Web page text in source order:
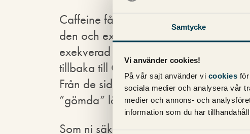
Samtycke
Vi använder cookies!
På vår sajt använder vi cookies
sociala medier och analysera vår
medier och annons- och
information som du har
Caffeine får i sin tur den URL som
den och extraherar alla länkar som
exekverad och länkarna dyker upp).
tillbaka till Googlebot för avspindling
Från de sidor som Caffeine skickar
”gömda” länkar och problemet
Som ni säkert förstår leder detta till en